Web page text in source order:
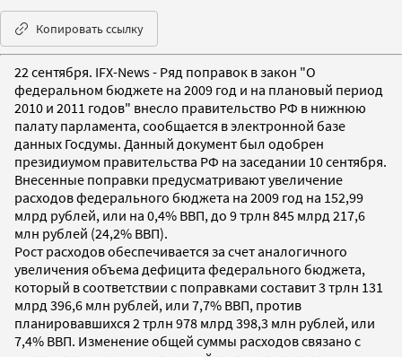
Копировать ссылку
22 сентября. IFX-News - Ряд поправок в закон "О
федеральном бюджете на 2009 год и на плановый период
2010 и 2011 годов" внесло правительство РФ в нижнюю
палату парламента, сообщается в электронной базе
данных Госдумы. Данный документ был одобрен
президиумом правительства РФ на заседании 10 сентября.
Внесенные поправки предусматривают увеличение
расходов федерального бюджета на 2009 год на 152,99
млрд рублей, или на 0,4% ВВП, до 9 трлн 845 млрд 217,6
млн рублей (24,2% ВВП).
Рост расходов обеспечивается за счет аналогичного
увеличения объема дефицита федерального бюджета,
который в соответствии с поправками составит 3 трлн 131
млрд 396,6 млн рублей, или 7,7% ВВП, против
планировавшихся 2 трлн 978 млрд 398,3 млн рублей, или
7,4% ВВП. Изменение общей суммы расходов связано с